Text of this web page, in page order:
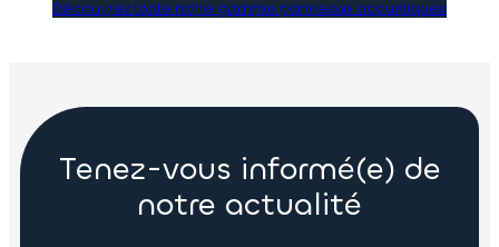
Découvrez toute notre gamme panneaux acoustiques
Tenez-vous informé(e) de
notre actualité